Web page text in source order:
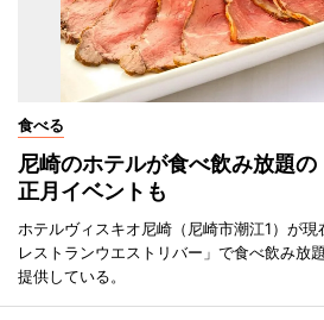
食べる
尼崎のホテルが食べ飲み放題
正月イベントも
ホテルヴィスキオ尼崎（尼崎市潮江1）が
レストランウエストリバー」で食べ飲み放
提供している。